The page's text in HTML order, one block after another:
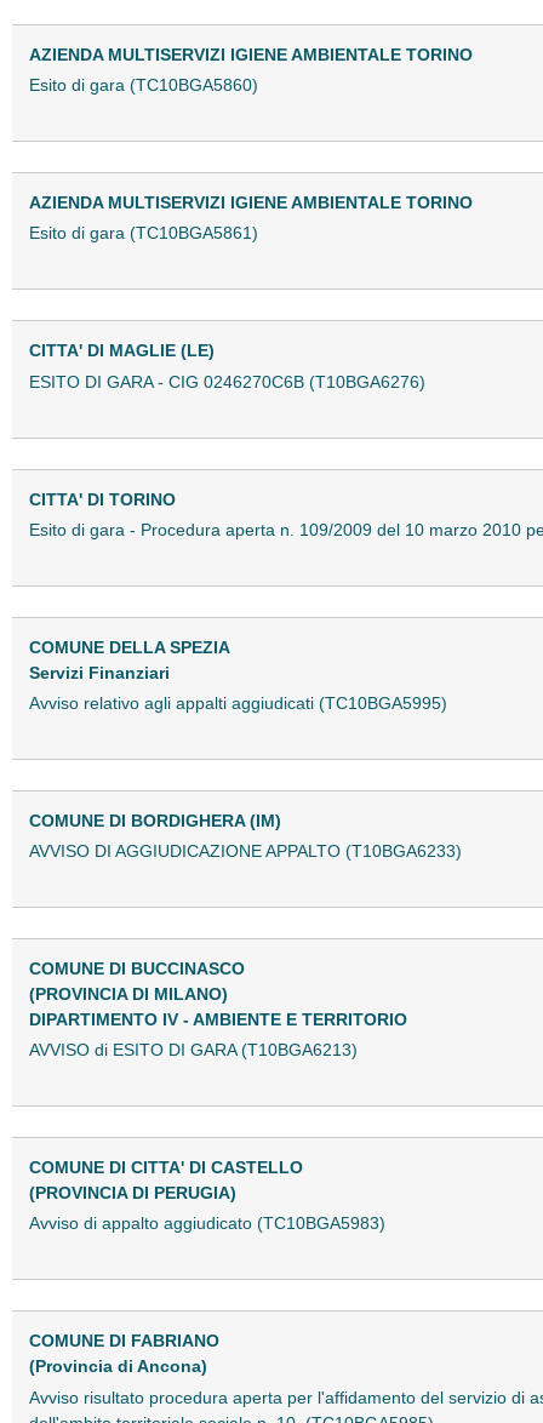
AZIENDA MULTISERVIZI IGIENE AMBIENTALE TORINO
Esito di gara (TC10BGA5860)
AZIENDA MULTISERVIZI IGIENE AMBIENTALE TORINO
Esito di gara (TC10BGA5861)
CITTA' DI MAGLIE (LE)
ESITO DI GARA - CIG 0246270C6B (T10BGA6276)
CITTA' DI TORINO
Esito di gara - Procedura aperta n. 109/2009 del 10 marzo 2010
COMUNE DELLA SPEZIA
Servizi Finanziari
Avviso relativo agli appalti aggiudicati (TC10BGA5995)
COMUNE DI BORDIGHERA (IM)
AVVISO DI AGGIUDICAZIONE APPALTO (T10BGA6233)
COMUNE DI BUCCINASCO
(PROVINCIA DI MILANO)
DIPARTIMENTO IV - AMBIENTE E TERRITORIO
AVVISO di ESITO DI GARA (T10BGA6213)
COMUNE DI CITTA' DI CASTELLO
(PROVINCIA DI PERUGIA)
Avviso di appalto aggiudicato (TC10BGA5983)
COMUNE DI FABRIANO
(Provincia di Ancona)
Avviso risultato procedura aperta per l'affidamento del servizio di